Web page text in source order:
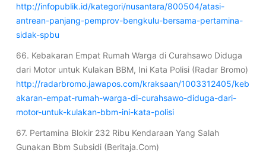
http://infopublik.id/kategori/nusantara/800504/atasi-
antrean-panjang-pemprov-bengkulu-bersama-pertamina-
sidak-spbu
66. Kebakaran Empat Rumah Warga di Curahsawo Diduga
dari Motor untuk Kulakan BBM, Ini Kata Polisi (Radar Bromo)
http://radarbromo.jawapos.com/kraksaan/1003312405/keb
akaran-empat-rumah-warga-di-curahsawo-diduga-dari-
motor-untuk-kulakan-bbm-ini-kata-polisi
67. Pertamina Blokir 232 Ribu Kendaraan Yang Salah
Gunakan Bbm Subsidi (Beritaja.Com)